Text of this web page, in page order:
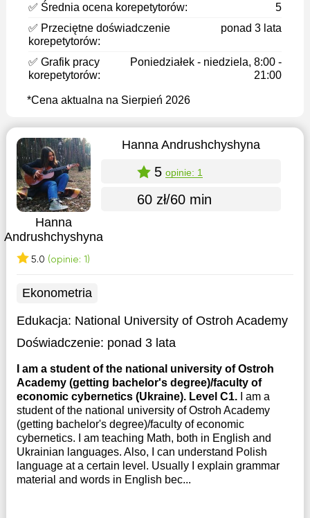
✅ Średnia ocena korepetytorów:
5
✅ Przeciętne doświadczenie
korepetytorów:
ponad 3 lata
✅ Grafik pracy
korepetytorów:
Poniedziałek - niedziela, 8:00 -
21:00
*Cena aktualna na Sierpień 2026
Hanna
Andrushchyshyna
5.0 (opinie: 1)
Hanna Andrushchyshyna
5 opinie: 1
60 zł/60 min
Ekonometria
Edukacja: National University of Ostroh Academy
Doświadczenie: ponad 3 lata
I am a student of the national university of Ostroh
Academy (getting bachelor's degree)/faculty of
economic cybernetics (Ukraine). Level C1.
I am a
student of the national university of Ostroh Academy
(getting bachelor's degree)/faculty of economic
cybernetics. I am teaching Math, both in English and
Ukrainian languages. Also, I can understand Polish
language at a certain level. Usually I explain grammar
material and words in English bec...